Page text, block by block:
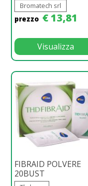
Bromatech srl
prezzo € 13,81
Visualizza
FIBRAID POLVERE
20BUST